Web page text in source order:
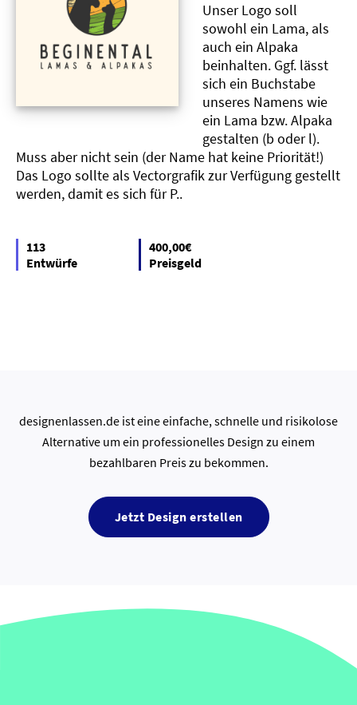
Unser Logo soll
sowohl ein Lama, als
auch ein Alpaka
beinhalten. Ggf. lässt
sich ein Buchstabe
unseres Namens wie
ein Lama bzw. Alpaka
gestalten (b oder l).
Muss aber nicht sein (der Name hat keine Priorität!)
Das Logo sollte als Vectorgrafik zur Verfügung gestellt
werden, damit es sich für P..
113
Entwürfe
400,00€
Preisgeld
designenlassen.de ist eine einfache, schnelle und risikolose
Alternative um ein professionelles Design zu einem
bezahlbaren Preis zu bekommen.
Jetzt Design erstellen